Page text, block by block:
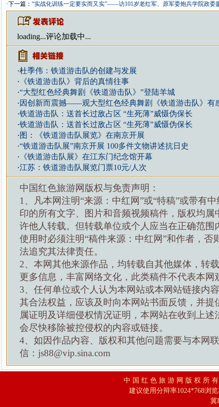
·下一篇： “实战化训练一定要实而又实”——访101岁老红军、原军委炮兵学院政委
loading...评论加载中...
·杜季伟：铁道游击队的创建与发展
· 《铁道游击队》背后的真情往事
·“大型红色经典舞剧《铁道游击队》”登陆羊城
·因创新而震撼——观大型红色经典舞剧《铁道游击队》有
·铁道游击队：送首长过敌占区 “生死薄”威慑伪保长
·铁道游击队：送首长过敌占区 “生死薄”威慑伪保长
·图：《铁道游击队展览》在南京开展
·“铁道游击队展”南京开展 100多件文物讲述抗日史
· 《铁道游击队展》在江东门纪念馆开幕
·江苏：铁道游击队展览门票10元/人次
中国红色旅游网版权与免责声明：
1、凡本网注明“来源：中红网”或“特稿”或带有
印的所有文字、图片和音频视频稿件，版权均属
许他人转载。但转载单位或个人应当在正确范围
使用时必须注明“稿件来源：中红网”和作者，否
法追究其法律责任。
2、本网其他来源作品，均转载自其他媒体，转
更多信息，丰富网络文化，此类稿件不代表本网
3、任何单位或个人认为本网站或本网站链接内
其合法权益，应该及时向本网站书面反馈，并提
属证明及详细侵权情况证明，本网站在收到上述
会尽快移除被控侵权的内容或链接。
4、如因作品内容、版权和其他问题需要与本网
信：js88@vip.sina.com
中 国 红 色 旅 游 网 版 权 所
建议使用分辩率1024*768浏
冀